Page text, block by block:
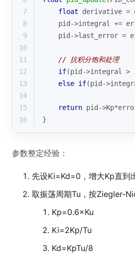
7
float derivative =
8
pid->integral +=
9
pid->last_error =
10
11
// 抗积分饱和处理
12
if(pid->integral >
13
else if(pid-
14
15
return pid-
16
}
参数整定经验：
先设Ki=Kd=0，增大Kp直到
取振荡周期Tu，按Ziegler-
Kp=0.6×Ku
Ki=2Kp/Tu
Kd=KpTu/8